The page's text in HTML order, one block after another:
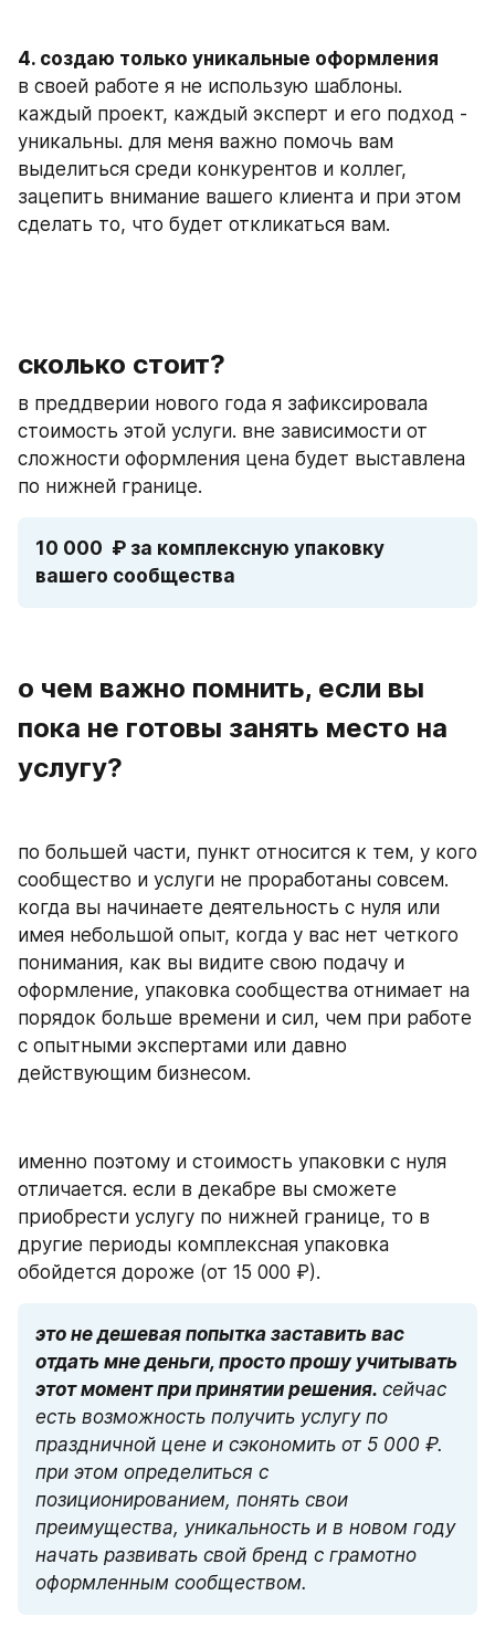
4. создаю только уникальные оформления
в своей работе я не использую шаблоны.
каждый проект, каждый эксперт и его подход -
уникальны. для меня важно помочь вам
выделиться среди конкурентов и коллег,
зацепить внимание вашего клиента и при этом
сделать то, что будет откликаться вам.
сколько стоит?
в преддверии нового года я зафиксировала
стоимость этой услуги. вне зависимости от
сложности оформления цена будет выставлена
по нижней границе.
10 000  ₽ за комплексную упаковку
вашего сообщества
о чем важно помнить, если вы
пока не готовы занять место на
услугу?
по большей части, пункт относится к тем, у кого
сообщество и услуги не проработаны совсем.
когда вы начинаете деятельность с нуля или
имея небольшой опыт, когда у вас нет четкого
понимания, как вы видите свою подачу и
оформление, упаковка сообщества отнимает на
порядок больше времени и сил, чем при работе
с опытными экспертами или давно
действующим бизнесом.
именно поэтому и стоимость упаковки с нуля
отличается. если в декабре вы сможете
приобрести услугу по нижней границе, то в
другие периоды комплексная упаковка
обойдется дороже (от 15 000 ₽).
это не дешевая попытка заставить вас
отдать мне деньги, просто прошу учитывать
этот момент при принятии решения. сейчас
есть возможность получить услугу по
праздничной цене и сэкономить от 5 000 ₽.
при этом определиться с
позиционированием, понять свои
преимущества, уникальность и в новом году
начать развивать свой бренд с грамотно
оформленным сообществом.